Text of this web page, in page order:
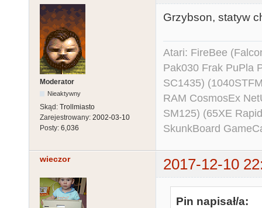
Moderator
Nieaktywny
Skąd: Trollmiasto
Zarejestrowany: 2002-03-10
Posty: 6,036
Grzybson, statyw
Atari: FireBee
Pak030 Frak PuPla
SC1435)
RAM CosmosEx
SM125) (65XE
SkunkBoard
wieczor 2017-12-10
Pin napisał/a: